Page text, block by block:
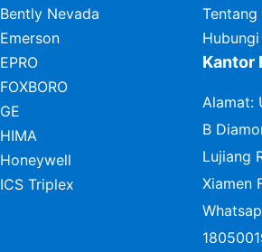
Bently Nevada
Emerson
EPRO
FOXBORO
GE
HIMA
Honeywell
ICS Triplex
Tentang
Kantor
Alamat:
B
Lujiang
Xiamen